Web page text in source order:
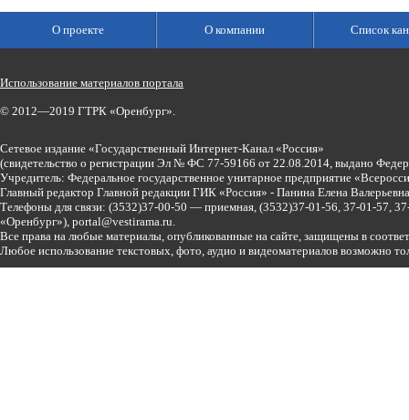
О проекте О компании Список
Использование материалов портала
© 2012—2019 ГТРК «Оренбург».
Сетевое издание «Государственный Интернет-Канал «Россия»
(свидетельство о регистрации Эл № ФС 77-59166 от 22.08.2014, выдано
Учредитель: Федеральное государственное унитарное предприятие
Главный редактор Главной редакции ГИК «Россия» - Панина Елена
Телефоны для связи: (3532)37-00-50 — приемная, (3532)37-01-56, 37-01-57,
«Оренбург»), portal@vestirama.ru.
Все права на любые материалы, опубликованные на сайте, защищены в
Любое использование текстовых, фото, аудио и видеоматериалов возможно